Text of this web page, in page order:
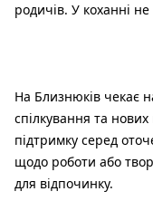
родичів. У коханні не
На Близнюків чекає
спілкування та
підтримку серед
щодо роботи або
для відпочинку.